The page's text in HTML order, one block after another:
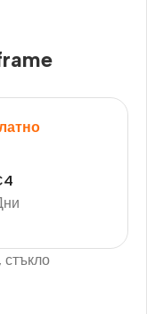
4
стъкло